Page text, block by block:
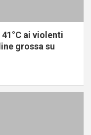
ai violenti
grossa su